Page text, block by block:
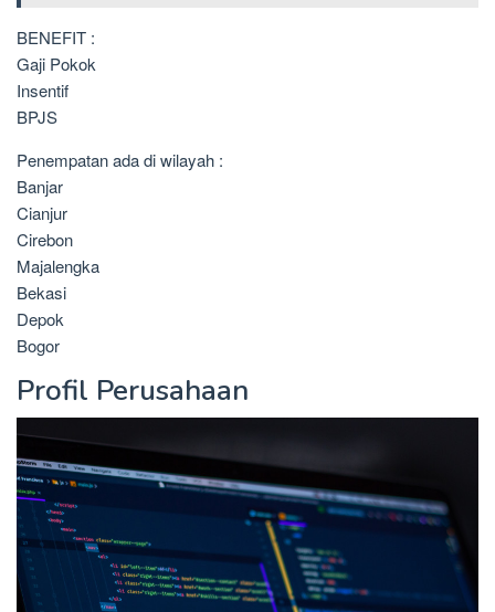
BENEFIT :
Gaji Pokok
Insentif
BPJS
Penempatan ada di wilayah :
Banjar
Cianjur
Cirebon
Majalengka
Bekasi
Depok
Bogor
Profil Perusahaan